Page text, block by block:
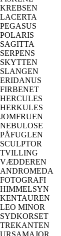
KREBSEN
LACERTA
PEGASUS
POLARIS
SAGITTA
SERPENS
SKYTTEN
SLANGEN
ERIDANUS
FIRBENET
HERCULES
HERKULES
JOMFRUEN
NEBULOSE
PÅFUGLEN
SCULPTOR
TVILLING
VÆDDEREN
ANDROMEDA
FOTOGRAFI
HIMMELSYN
KENTAUREN
LEO MINOR
SYDKORSET
TREKANTEN
URSAMAJOR